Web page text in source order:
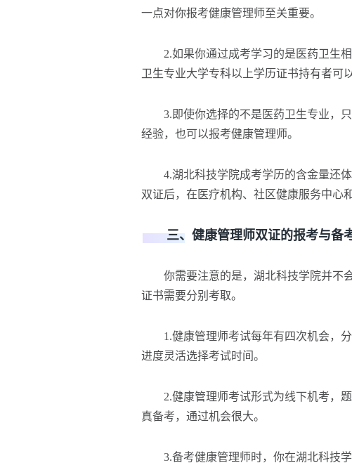
一点对你报考健康管理师至关重要。
2.如果你通过成考学习的是医药卫生相
卫生专业大学专科以上学历证书持有者可
3.即使你选择的不是医药卫生专业，只
经验，也可以报考健康管理师。
4.湖北科技学院成考学历的含金量还体
双证后，在医疗机构、社区健康服务中心
三、健康管理师双证的报考与备
你需要注意的是，湖北科技学院并不
证书需要分别考取。
1.健康管理师考试每年有四次机会，分
进度灵活选择考试时间。
2.健康管理师考试形式为线下机考，题
真备考，通过机会很大。
3.备考健康管理师时，你在湖北科技学